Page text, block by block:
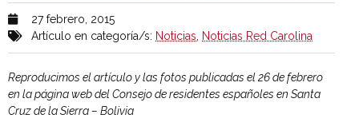
27 febrero, 2015
Artículo en categoría/s: Noticias Noticias Red Carolina
Reproducimos el artículo y las fotos publicadas el 26 de febrero
en la página web del Consejo de residentes españoles en Santa
Cruz de la Sierra – Bolivia